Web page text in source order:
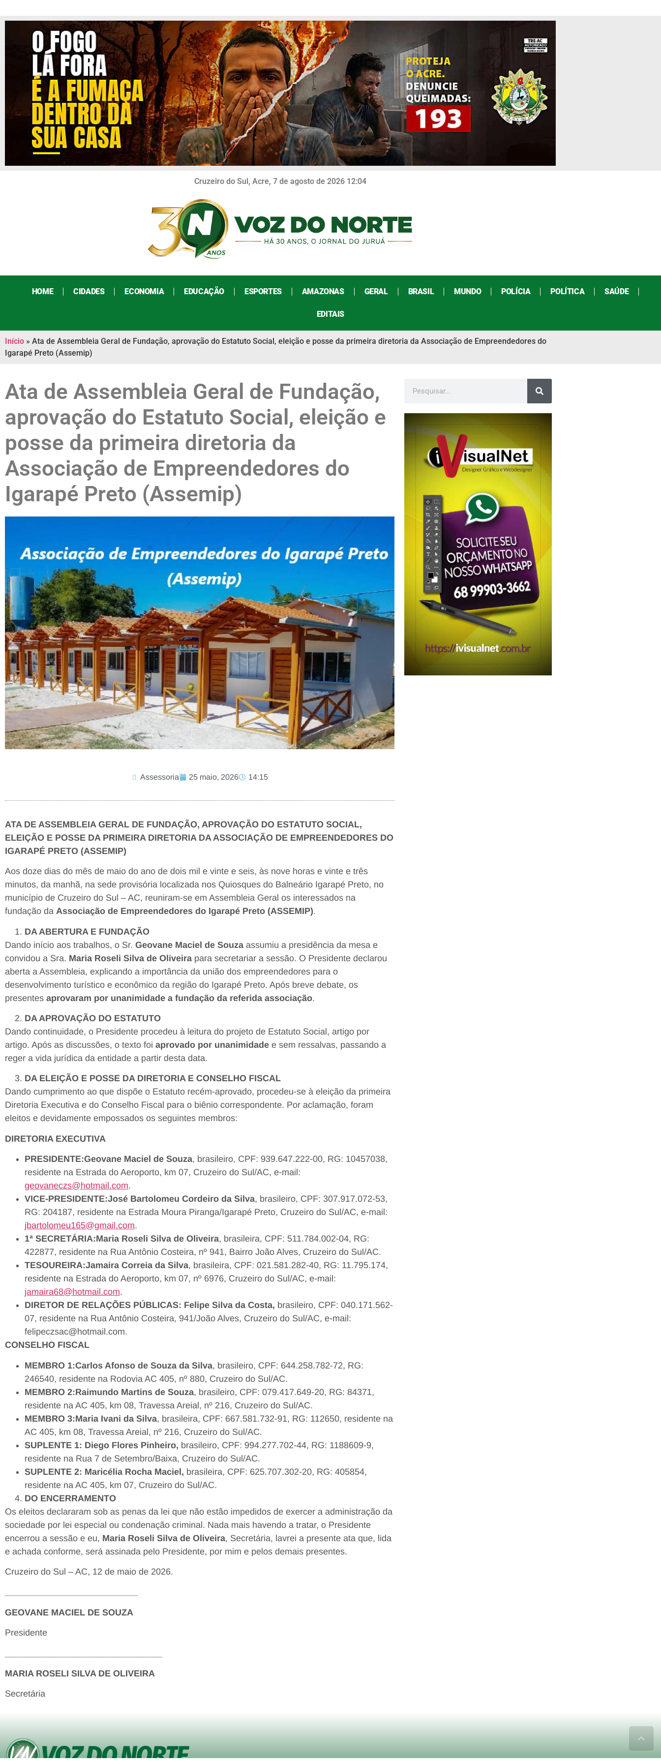
Cruzeiro do Sul, Acre, 7 de agosto de 2026 12:04
HOME CIDADES ECONOMIA EDUCAÇÃO ESPORTES AMAZONAS GERAL BRASIL MUNDO POLÍCIA POLÍTICA SAÚDE
EDITAIS
Início » Ata de Assembleia Geral de Fundação, aprovação do Estatuto Social, eleição e posse da primeira diretoria da Associação de Empreendedores do
Igarapé Preto (Assemip)
Ata de Assembleia Geral de Fundação,
aprovação do Estatuto Social, eleição e
posse da primeira diretoria da
Associação de Empreendedores do
Igarapé Preto (Assemip)
Assessoria 25 maio, 2026 14:15
ATA DE ASSEMBLEIA GERAL DE FUNDAÇÃO, APROVAÇÃO DO ESTATUTO SOCIAL,
ELEIÇÃO E POSSE DA PRIMEIRA DIRETORIA DA ASSOCIAÇÃO DE EMPREENDEDORES DO
IGARAPÉ PRETO (ASSEMIP)
Aos doze dias do mês de maio do ano de dois mil e vinte e seis, às nove horas e vinte e três
minutos, da manhã, na sede provisória localizada nos Quiosques do Balneário Igarapé Preto, no
município de Cruzeiro do Sul – AC, reuniram-se em Assembleia Geral os interessados na
fundação da Associação de Empreendedores do Igarapé Preto (ASSEMIP).
DA ABERTURA E FUNDAÇÃO
Dando início aos trabalhos, o Sr. Geovane Maciel de Souza assumiu a presidência da mesa e
convidou a Sra. Maria Roseli Silva de Oliveira para secretariar a sessão. O Presidente declarou
aberta a Assembleia, explicando a importância da união dos empreendedores para o
desenvolvimento turístico e econômico da região do Igarapé Preto. Após breve debate, os
presentes aprovaram por unanimidade a fundação da referida associação.
DA APROVAÇÃO DO ESTATUTO
Dando continuidade, o Presidente procedeu à leitura do projeto de Estatuto Social, artigo por
artigo. Após as discussões, o texto foi aprovado por unanimidade e sem ressalvas, passando a
reger a vida jurídica da entidade a partir desta data.
DA ELEIÇÃO E POSSE DA DIRETORIA E CONSELHO FISCAL
Dando cumprimento ao que dispõe o Estatuto recém-aprovado, procedeu-se à eleição da primeira
Diretoria Executiva e do Conselho Fiscal para o biênio correspondente. Por aclamação, foram
eleitos e devidamente empossados os seguintes membros:
DIRETORIA EXECUTIVA
PRESIDENTE:Geovane Maciel de Souza, brasileiro, CPF: 939.647.222-00, RG: 10457038,
residente na Estrada do Aeroporto, km 07, Cruzeiro do Sul/AC, e-mail:
geovaneczs@hotmail.com.
VICE-PRESIDENTE:José Bartolomeu Cordeiro da Silva, brasileiro, CPF: 307.917.072-53,
RG: 204187, residente na Estrada Moura Piranga/Igarapé Preto, Cruzeiro do Sul/AC, e-mail:
jbartolomeu165@gmail.com.
1ª SECRETÁRIA:Maria Roseli Silva de Oliveira, brasileira, CPF: 511.784.002-04, RG:
422877, residente na Rua Antônio Costeira, nº 941, Bairro João Alves, Cruzeiro do Sul/AC.
TESOUREIRA:Jamaira Correia da Silva, brasileira, CPF: 021.581.282-40, RG: 11.795.174,
residente na Estrada do Aeroporto, km 07, nº 6976, Cruzeiro do Sul/AC, e-mail:
jamaira68@hotmail.com.
DIRETOR DE RELAÇÕES PÚBLICAS: Felipe Silva da Costa, brasileiro, CPF: 040.171.562-
07, residente na Rua Antônio Costeira, 941/João Alves, Cruzeiro do Sul/AC, e-mail:
felipeczsac@hotmail.com.
CONSELHO FISCAL
MEMBRO 1:Carlos Afonso de Souza da Silva, brasileiro, CPF: 644.258.782-72, RG:
246540, residente na Rodovia AC 405, nº 880, Cruzeiro do Sul/AC.
MEMBRO 2:Raimundo Martins de Souza, brasileiro, CPF: 079.417.649-20, RG: 84371,
residente na AC 405, km 08, Travessa Areial, nº 216, Cruzeiro do Sul/AC.
MEMBRO 3:Maria Ivani da Silva, brasileira, CPF: 667.581.732-91, RG: 112650, residente na
AC 405, km 08, Travessa Areial, nº 216, Cruzeiro do Sul/AC.
SUPLENTE 1: Diego Flores Pinheiro, brasileiro, CPF: 994.277.702-44, RG: 1188609-9,
residente na Rua 7 de Setembro/Baixa, Cruzeiro do Sul/AC.
SUPLENTE 2: Maricélia Rocha Maciel, brasileira, CPF: 625.707.302-20, RG: 405854,
residente na AC 405, km 07, Cruzeiro do Sul/AC.
DO ENCERRAMENTO
Os eleitos declararam sob as penas da lei que não estão impedidos de exercer a administração da
sociedade por lei especial ou condenação criminal. Nada mais havendo a tratar, o Presidente
encerrou a sessão e eu, Maria Roseli Silva de Oliveira, Secretária, lavrei a presente ata que, lida
e achada conforme, será assinada pelo Presidente, por mim e pelos demais presentes.
Cruzeiro do Sul – AC, 12 de maio de 2026.
GEOVANE MACIEL DE SOUZA
Presidente
MARIA ROSELI SILVA DE OLIVEIRA
Secretária